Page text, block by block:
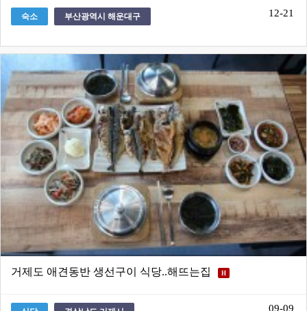
숙소 부산광역시 해운대구 12-21
거제도 애견동반 생선구이 식당..해뜨는집 H
09-09